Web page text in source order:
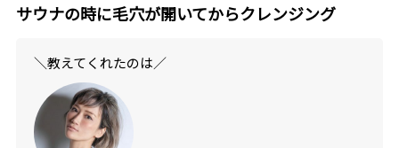
サウナの時に毛穴が開いてからクレンジング
＼教えてくれたのは／